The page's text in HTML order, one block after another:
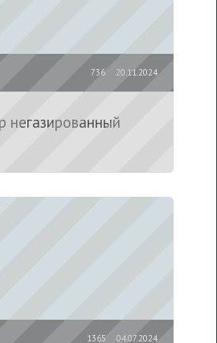
20.11.2024
736
негазированный
04.07.2024
1365